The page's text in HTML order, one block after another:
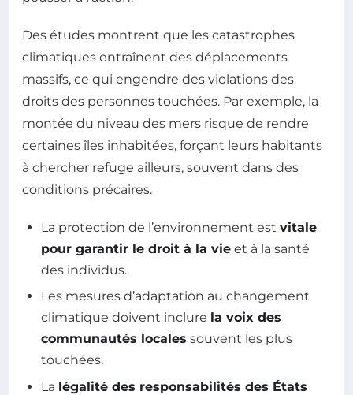
Des études montrent que les catastrophes
climatiques entraînent des déplacements
massifs, ce qui engendre des violations des
droits des personnes touchées. Par exemple, la
montée du niveau des mers risque de rendre
certaines îles inhabitées, forçant leurs habitants
à chercher refuge ailleurs, souvent dans des
conditions précaires.
La protection de l’environnement est vitale
pour garantir le droit à la vie et à la santé
des individus.
Les mesures d’adaptation au changement
climatique doivent inclure la voix des
communautés locales souvent les plus
touchées.
La légalité des responsabilités des États